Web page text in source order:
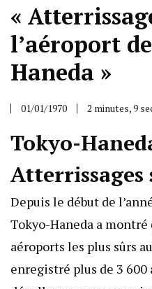
«
l’aéroport
Haneda »
01/01/1970 2 minutes, 9
Tokyo-
Atterrissages
Depuis le début de
Tokyo-Haneda a montré
aéroports les plus sûrs
enregistré plus de 3